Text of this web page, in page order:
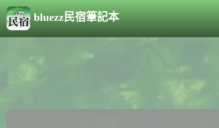
bluezz民宿筆記本